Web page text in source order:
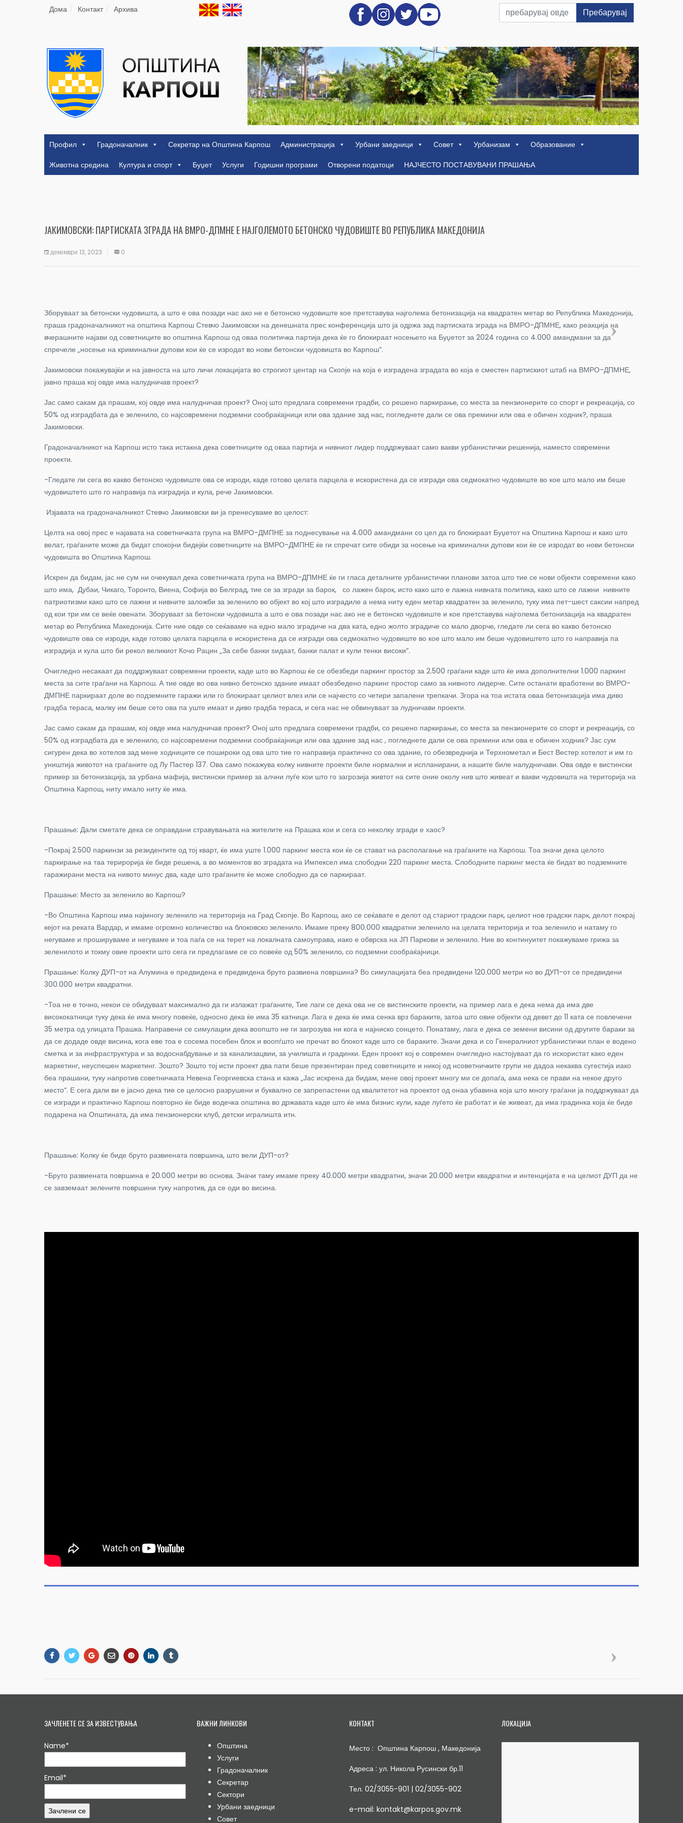
Дома Контакт Архива Пребарувај
Профил Градоначалник Секретар на Општина Карпош Администрација Урбани заедници Совет Урбанизам
Образование
Животна средина
Култура и спорт Буџет Услуги Годишни програми Отворени податоци НАЈЧЕСТО ПОСТАВУВАНИ ПРАШАЊА
ЈАКИМОВСКИ: ПАРТИСКАТА ЗГРАДА НА ВМРО-ДПМНЕ Е НАЈГОЛЕМОТО БЕТОНСКО ЧУДОВИШТЕ ВО РЕПУБЛИКА МАКЕДОНИЈА
декември 13, 2023 0
Зборуваат за бетонски чудовишта, а што е ова позади нас ако не е бетонско чудовиште кое претставува најголема бетонизација на квадратен метар во Република Македонија,
праша градоначалникот на општина Карпош Стевчо Јакимовски на денешната прес конференција што ја одржа зад партиската зграда на ВМРО-ДПМНЕ, како реакција на
вчерашните најави од советниците во општина Карпош од оваа политичка партија дека ќе го блокираат носењето на Буџетот за 2024 година со 4.000 амандмани за да
спречеле „носење на криминални дупови кои ќе се изродат во нови бетонски чудовишта во Карпош“.
Јакимовски покажувајќи и на јавноста на што личи локацијата во строгиот центар на Скопје на која е изградена зградата во која е сместен партискиот штаб на ВМРО-ДПМНЕ,
јавно праша кој овде има налудничав проект?
Јас само сакам да прашам, кој овде има налудничав проект? Оној што предлага современи градби, со решено паркирање, со места за пензионерите со спорт и рекреација, со
50% од изградбата да е зеленило, со најсовремени подземни сообраќајници или ова здание зад нас, погледнете дали се ова премини или ова е обичен ходник?, праша
Јакимовски.
Градоначалникот на Карпош исто така истакна дека советниците од оваа партија и нивниот лидер поддржуваат само вакви урбанистички решенија, наместо современи
проекти.
-Гледате ли сега во какво бетонско чудовиште ова се изроди, каде готово целата парцела е искористена да се изгради ова седмокатно чудовиште во кое што мало им беше
чудовиштето што го направија па изградија и кула, рече Јакимовски.
Изјавата на градоначалникот Стевчо Јакимовски ви ја пренесуваме во целост:
Целта на овој прес е најавата на советничката група на ВМРО-ДМПНЕ за поднесување на 4.000 амандмани со цел да го блокираат Буџетот на Општина Карпош и како што
велат, граѓаните може да бидат спокојни бидејќи советниците на ВМРО-ДМПНЕ ќе ги спречат сите обиди за носење на криминални дупови кои ќе се изродат во нови бетонски
чудовишта во Општина Карпош.
Искрен да бидам, јас не сум ни очекувал дека советничката група на ВМРО-ДПМНЕ ќе ги гласа деталните урбанистички планови затоа што тие се нови објекти современи како
што има, Дубаи, Чикаго, Торонто, Виена, Софија во Белград, тие се за згради за барок, со лажен барок, исто како што е лажна нивната политика, како што се лажни нивните
патриотизми како што се лажни и нивните заложби за зеленило во објект во кој што изградиле а нема ниту еден метар квадратен за зеленило, туку има пет-шест саксии напред
од кои три им се веќе овенати. Зборуваат за бетонски чудовишта а што е ова позади нас ако не е бетонско чудовиште и кое претставува најголема бетонизација на квадратен
метар во Република Македонија. Сите ние овде се сеќаваме на едно мало зградиче на два ката, едно жолто зградиче со мало дворче, гледате ли сега во какво бетонско
чудовиште ова се изроди, каде готово целата парцела е искористена да се изгради ова седмокатно чудовиште во кое што мало им беше чудовиштето што го направија па
изградија и кула што би рекол великиот Кочо Рацин „За себе банки ѕидаат, банки палат и кули тенки високи“.
Очигледно несакаат да поддржуваат современи проекти, каде што во Карпош ќе се обезбеди паркинг простор за 2.500 граѓани каде што ќе има дополнителни 1.000 паркинг
места за сите граѓани на Карпош. А тие овде во ова нивно бетонско здание имаат обезбедено паркинг простор само за нивното лидерче. Сите останати вработени во ВМРО-
ДМПНЕ паркираат доле во подземните гаражи или го блокираат целиот влез или се најчесто со четири запалени трепкачи. Згора на тоа истата оваа бетонизација има диво
градба тераса, малку им беше сето ова па уште имаат и диво градба тераса, и сега нас не обвинуваат за лудничави проекти.
Јас само сакам да прашам, кој овде има налудничав проект? Оној што предлага современи градби, со решено паркирање, со места за пензионерите со спорт и рекреација, со
50% од изградбата да е зеленило, со најсовремени подземни сообраќајници или ова здание зад нас , погледнете дали се ова премини или ова е обичен ходник? Јас сум
сигурен дека во хотелов зад мене ходниците се пошироки од ова што тие го направија практично со ова здание, го обезвреднија и Терхнометал и Бест Вестер хотелот и им го
уништија животот на граѓаните од Лу Пастер 137. Ова само покажува колку нивните проекти биле нормални и испланирани, а нашите биле налудничави. Ова овде е вистински
пример за бетонизација, за урбана мафија, вистински пример за алчни луѓе кои што го загрозија живтот на сите оние околу нив што живеат и вакви чудовишта на територија на
Општина Карпош, ниту имало ниту ќе има.
Прашање: Дали сметате дека се оправдани стравувањата на жителите на Прашка кои и сега со неколку згради е хаос?
-Покрај 2.500 паркинзи за резидентите од тој кварт, ќе има уште 1.000 паркинг места кои ќе се стават на располагање на граѓаните на Карпош. Тоа значи дека целото
паркирање на таа терирорија ќе биде решена, а во моментов во зградата на Импексел има слободни 220 паркинг места. Слободните паркинг места ќе бидат во подземните
гаражирани места на нивото минус два, каде што граѓаните ќе може слободно да се паркираат.
Прашање: Место за зеленило во Карпош?
-Во Општина Карпош има најмногу зеленило на територија на Град Скопје. Во Карпош, ако се сеќавате е делот од стариот градски парк, целиот нов градски парк, делот покрај
кејот на реката Вардар, и имаме огромно количество на блоковско зеленило. Имаме преку 800.000 квадратни зеленило на целата територија и тоа зеленило и натаму го
негуваме и прошируваме и негуваме и тоа паѓа се на терет на локалната самоуправа, иако е обврска на ЈП Паркови и зеленило. Ние во континуитет покажуваме грижа за
зеленилото и токму овие проекти што сега ги предлагаме се со повеќе од 50% зеленило, со подземни сообраќајници.
Прашање: Колку ДУП-от на Алумина е предвидена е предвидена бруто развиена површина? Во симулацијата беа предвидени 120.000 метри но во ДУП-от се предвидени
300.000 метри квадратни.
-Тоа не е точно, некои се обидуваат максимално да ги излажат граѓаните, Тие лаги се дека ова не се вистинските проекти, на пример лага е дека нема да има две
висококатници туку дека ќе има многу повеќе, односно дека ќе има 35 катници. Лага е дека ќе има сенка врз бараките, затоа што овие објекти од девет до 11 ката се повлечени
35 метра од улицата Прашка. Направени се симулации дека воопшто не ги загрозува ни кога е најниско сонцето. Понатаму, лага е дека се земени висини од другите бараки за
да се додаде овде висина, кога еве тоа е сосема посебен блок и воопѓшто не пречат во блокот каде што се бараките. Значи дека и со Генералниот урбанистички план е водено
сметка и за инфраструктура и за водоснабдување и за канализацвии, за училишта и градинки. Еден проект кој е современ очигледно настојуваат да го искористат како еден
маркетинг, неуспешен маркетинг. Зошто? Зошто тој исти проект два пати беше презентиран пред советниците и никој од нсоветничките групи не дадоа некаква сугестија иако
беа прашани, туку напротив советничката Невена Георгиевска стана и кажа „Јас искрена да бидам, мене овој проект многу ми се допаѓа, ама нека се прави на некое друго
место“. Е сега дали ви е јасно дека тие се целосно разрушени и буквално се запрепастени од квалитетот на проектот од онаа убавина која што многу граѓани ја поддржуваат да
се изгради и практично Карпош повторно ќе биде водечка општина во државата каде што ќе има бизнис кули, каде луѓето ќе работат и ќе живеат, да има градинка која ќе биде
подарена на Општината, да има пензионерски клуб, детски игралишта итн.
Прашање: Колку ќе биде бруто развиената површина, што вели ДУП-от?
-Бруто развиената површина е 20.000 метри во основа. Значи таму имаме преку 40.000 метри квадратни, значи 20.000 метри квадратни и интенцијата е на целиот ДУП да не
се завземаат зелените површини туку напротив, да се оди во висина.
ЗАЧЛЕНЕТЕ СЕ ЗА ИЗВЕСТУВАЊА
Name*
Email*
ВАЖНИ ЛИНКОВИ
Општина
Услуги
Градоначалник
Секретар
Сектори
Урбани заедници
Совет
КОНТАКТ
Место : Општина Карпош , Македонија
Адреса : ул. Никола Русински бр.11
Тел. 02/3055-901 | 02/3055-902
e-mail: kontakt@karpos.gov.mk
ЛОКАЦИЈА